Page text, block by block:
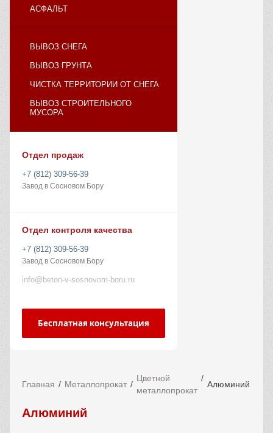
АСФАЛЬТ
ВЫВОЗ СНЕГА
ВЫВОЗ ГРУНТА
ЧИСТКА ТЕРРИТОРИИ ОТ СНЕГА
ВЫВОЗ СТРОИТЕЛЬНОГО
МУСОРА
Отдел продаж
+7 (812) 309-56-39
Завод в Сосновом Бору
Отдел контроля качества
+7 (812) 309-56-39
Завод в Сосновом Бору
info@beton-v-sosnovom-boru.ru
Бесплатная консультация
Главная Металлопрокат
Цветной
металлопрокат
Алюминий
Алюминий